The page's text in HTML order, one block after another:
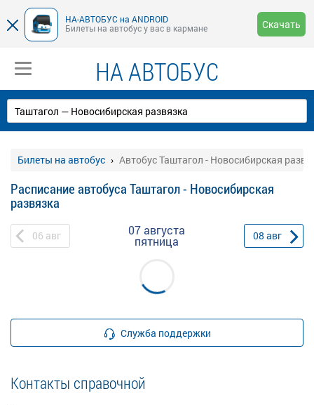
НА-АВТОБУС на ANDROID
Билеты на автобус у вас в кармане
Скачать
НА АВТОБУС
Билеты на автобус Автобус Таштагол - Новосибирская
Расписание автобуса Таштагол - Новосибирская
развязка
06 авг 07 августа
пятница 08 авг
Служба поддержки
Контакты справочной